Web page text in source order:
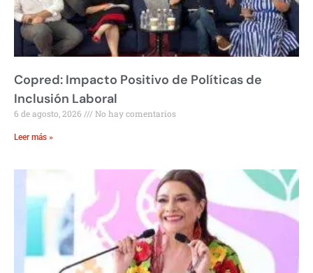
Copred: Impacto Positivo de Políticas de
Inclusión Laboral
6 de agosto, 2026 No hay comentarios
Leer más »